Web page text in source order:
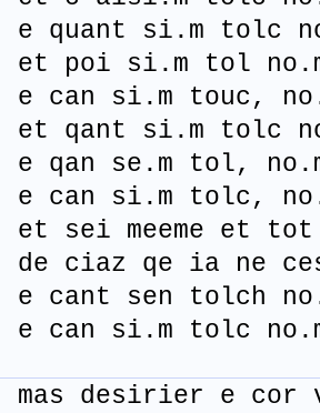
e quant si.m tolc
et poi si.m tol
e can si.m touc,
et qant si.m tolc
e qan se.m tol,
e can si.m tolc,
et sei meeme et
de ciaz qe ia ne
e cant sen tolch
e can si.m tolc
mas desirier e cor